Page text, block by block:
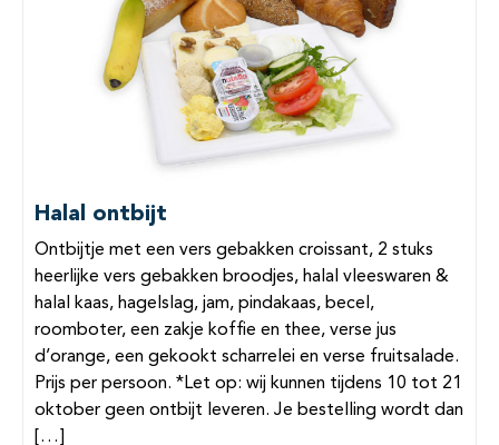
Halal ontbijt
Ontbijtje met een vers gebakken croissant, 2 stuks
heerlijke vers gebakken broodjes, halal vleeswaren &
halal kaas, hagelslag, jam, pindakaas, becel,
roomboter, een zakje koffie en thee, verse jus
d’orange, een gekookt scharrelei en verse fruitsalade.
Prijs per persoon. *Let op: wij kunnen tijdens 10 tot 21
oktober geen ontbijt leveren. Je bestelling wordt dan
[…]